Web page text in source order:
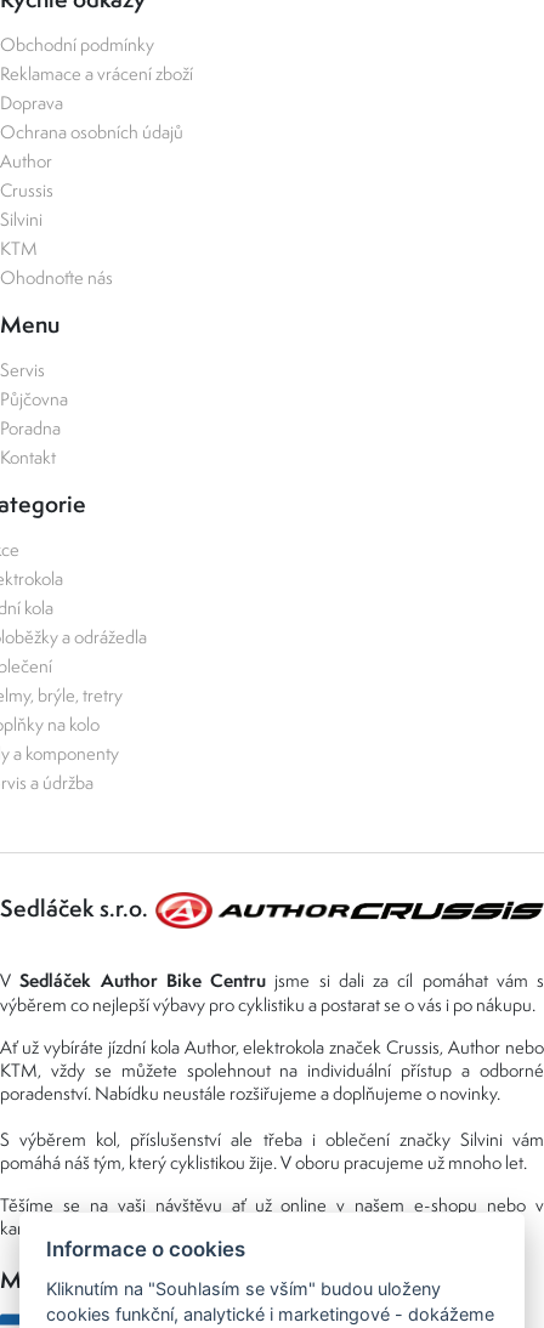
Obchodní podmínky
Reklamace a vrácení zboží
Doprava
Ochrana osobních údajů
Author
Crussis
Silvini
KTM
Ohodnoťte nás
Menu
Servis
Půjčovna
Poradna
Kontakt
kola
a odrážedla
brýle, tretry
na kolo
a komponenty
a údržba
Sedláček s.r.o.
VSedláček Author Bike Centru jsme si dali za cíl pomáhat vám s
výběrem co nejlepší výbavy pro cyklistiku a postarat se o vás i po nákupu.
Ať už vybíráte jízdní kola Author, elektrokola značek Crussis, Author nebo
KTM, vždy se můžete spolehnout na individuální přístup a odborné
poradenství. Nabídku neustále rozšiřujeme a doplňujeme o novinky.
S výběrem kol, příslušenství ale třeba i oblečení značky Silvini vám
pomáhá náš tým, který cyklistikou žije. V oboru pracujeme už mnoho let.
Těšíme se na vaši návštěvu ať už online v našem e-shopu nebo v
kamenné prodejně, kterou najdete v NS (nákupní středisko) URAN.
Možnosti platby
Informace o cookies
Kliknutím na "Souhlasím se vším" budou uloženy
cookies funkční, analytické i marketingové - dokážeme